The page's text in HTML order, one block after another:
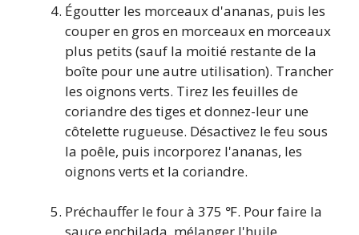
Égoutter les morceaux d'ananas, puis les
couper en gros en morceaux en morceaux
plus petits (sauf la moitié restante de la
boîte pour une autre utilisation). Trancher
les oignons verts. Tirez les feuilles de
coriandre des tiges et donnez-leur une
côtelette rugueuse. Désactivez le feu sous
la poêle, puis incorporez l'ananas, les
oignons verts et la coriandre.
Préchauffer le four à 375 ℉. Pour faire la